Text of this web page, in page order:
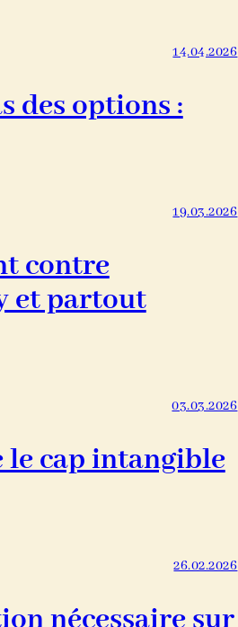
14.04.2026
des options :
19.03.2026
contre
et partout
03.03.2026
le cap intangible
26.02.2026